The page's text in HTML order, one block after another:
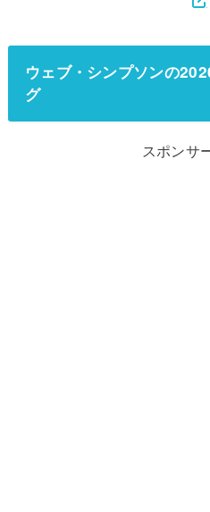
ウェブ・シンプソンの
グ
スポンサ